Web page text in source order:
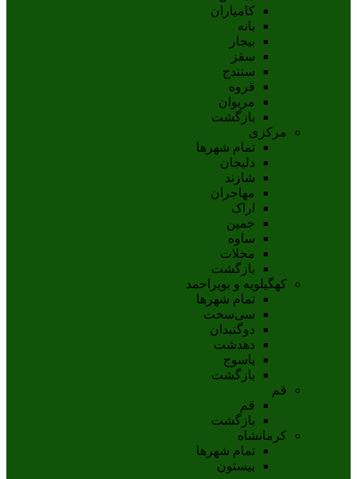
کامیاران
بانه
بيجار
سقز
سنندج
قروه
مريوان
بازگشت
مرکزی
تمام شهر‌ها
دلیجان
شازند
مهاجران
اراک
خمين
ساوه
محلات
بازگشت
کهگیلویه و بویراحمد
تمام شهر‌ها
سی‌سخت
دوگنبدان
دهدشت
ياسوج
بازگشت
قم
قم
بازگشت
کرمانشاه
تمام شهر‌ها
بیستون